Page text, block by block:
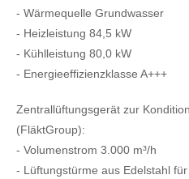
- Wärmequelle Grundwasser
- Heizleistung 84,5 kW
- Kühlleistung 80,0 kW
- Energieeffizienzklasse A+++
Zentrallüftungsgerät zur
(FläktGroup):
- Volumenstrom 3.000 m³/h
- Lüftungstürme aus Edelstahl